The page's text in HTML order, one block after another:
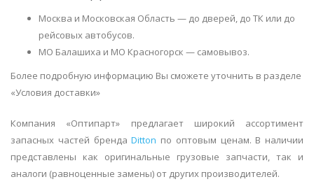
Москва и Московская Область — до дверей, до ТК или до
рейсовых автобусов.
МО Балашиха и МО Красногорск — самовывоз.
Более подробную информацию Вы сможете уточнить в разделе
«Условия доставки»
Компания «Оптипарт» предлагает широкий ассортимент
запасных частей брендаDitton по оптовым ценам. В наличии
представлены как оригинальные грузовые запчасти, так и
аналоги (равноценные замены) от других производителей.